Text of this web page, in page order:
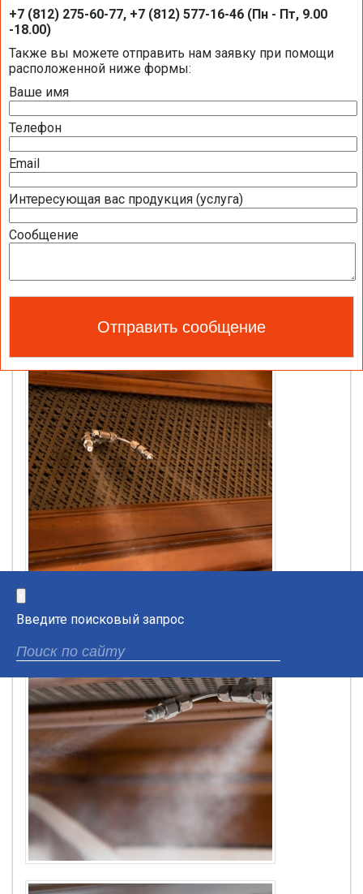
Введите поисковый запрос
+7 (812) 275-60-77, +7 (812) 577-16-46 (Пн - Пт, 9.00
-18.00)
Также вы можете отправить нам заявку при помощи
расположенной ниже формы:
Ваше имя
Телефон
Email
Интересующая вас продукция (услуга)
Сообщение
Системы увлажнения воздуха Buhler-
AHS на объектах компании «Балтик-
Комфорт»